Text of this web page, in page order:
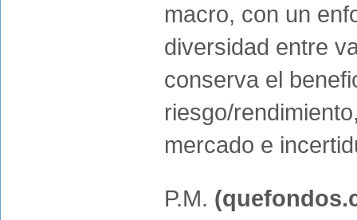
macro, con un
diversidad entre
conserva el
riesgo/
mercado e
P.M.